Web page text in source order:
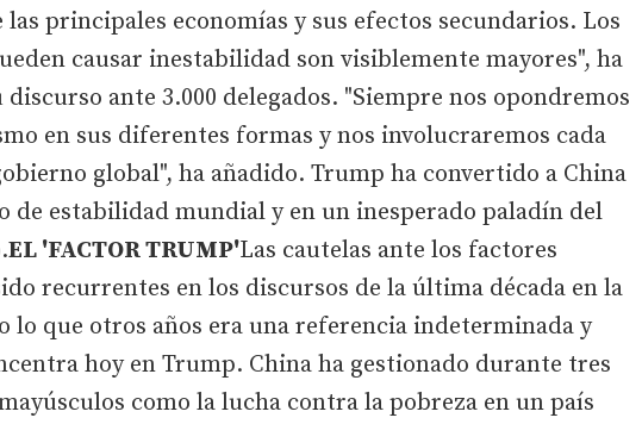
principales economías y sus efectos secundarios. Los
causar inestabilidad son visiblemente mayores", ha
ante 3.000 delegados. "Siempre nos opondremos
en sus diferentes formas y nos involucraremos cada
global", ha añadido. Trump ha convertido a China
de estabilidad mundial y en un inesperado paladín del
EL 'FACTOR TRUMP'Las cautelas ante los factores
recurrentes en los discursos de la última década en la
lo que otros años era una referencia indeterminada y
hoy en Trump. China ha gestionado durante tres
como la lucha contra la pobreza en un país